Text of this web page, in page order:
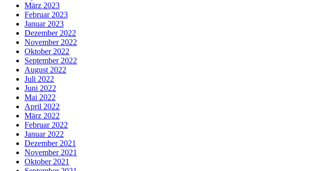
März 2023
Februar 2023
Januar 2023
Dezember 2022
November 2022
Oktober 2022
September 2022
August 2022
Juli 2022
Juni 2022
Mai 2022
April 2022
März 2022
Februar 2022
Januar 2022
Dezember 2021
November 2021
Oktober 2021